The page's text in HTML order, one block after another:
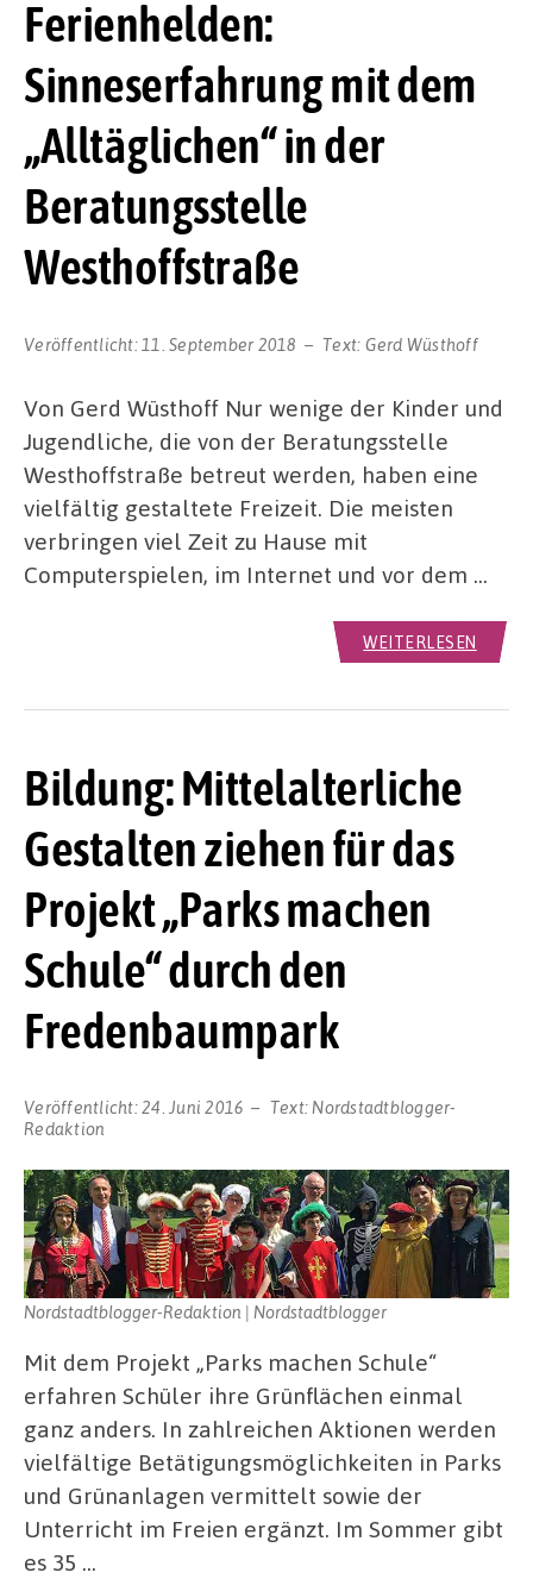
Ferienhelden:
Sinneserfahrung mit dem
„Alltäglichen“ in der
Beratungsstelle
Westhoffstraße
Veröffentlicht: 11. September 2018 Text: Gerd Wüsthoff
Von Gerd Wüsthoff Nur wenige der Kinder und
Jugendliche, die von der Beratungsstelle
Westhoffstraße betreut werden, haben eine
vielfältig gestaltete Freizeit. Die meisten
verbringen viel Zeit zu Hause mit
Computerspielen, im Internet und vor dem …
WEITERLESEN
Bildung: Mittelalterliche
Gestalten ziehen für das
Projekt „Parks machen
Schule“ durch den
Fredenbaumpark
Veröffentlicht:24. Juni 2016 Text: Nordstadtblogger-
Redaktion
Nordstadtblogger-Redaktion | Nordstadtblogger
Mit dem Projekt „Parks machen Schule“
erfahren Schüler ihre Grünflächen einmal
ganz anders. In zahlreichen Aktionen werden
vielfältige Betätigungsmöglichkeiten in Parks
und Grünanlagen vermittelt sowie der
Unterricht im Freien ergänzt. Im Sommer gibt
es 35 …